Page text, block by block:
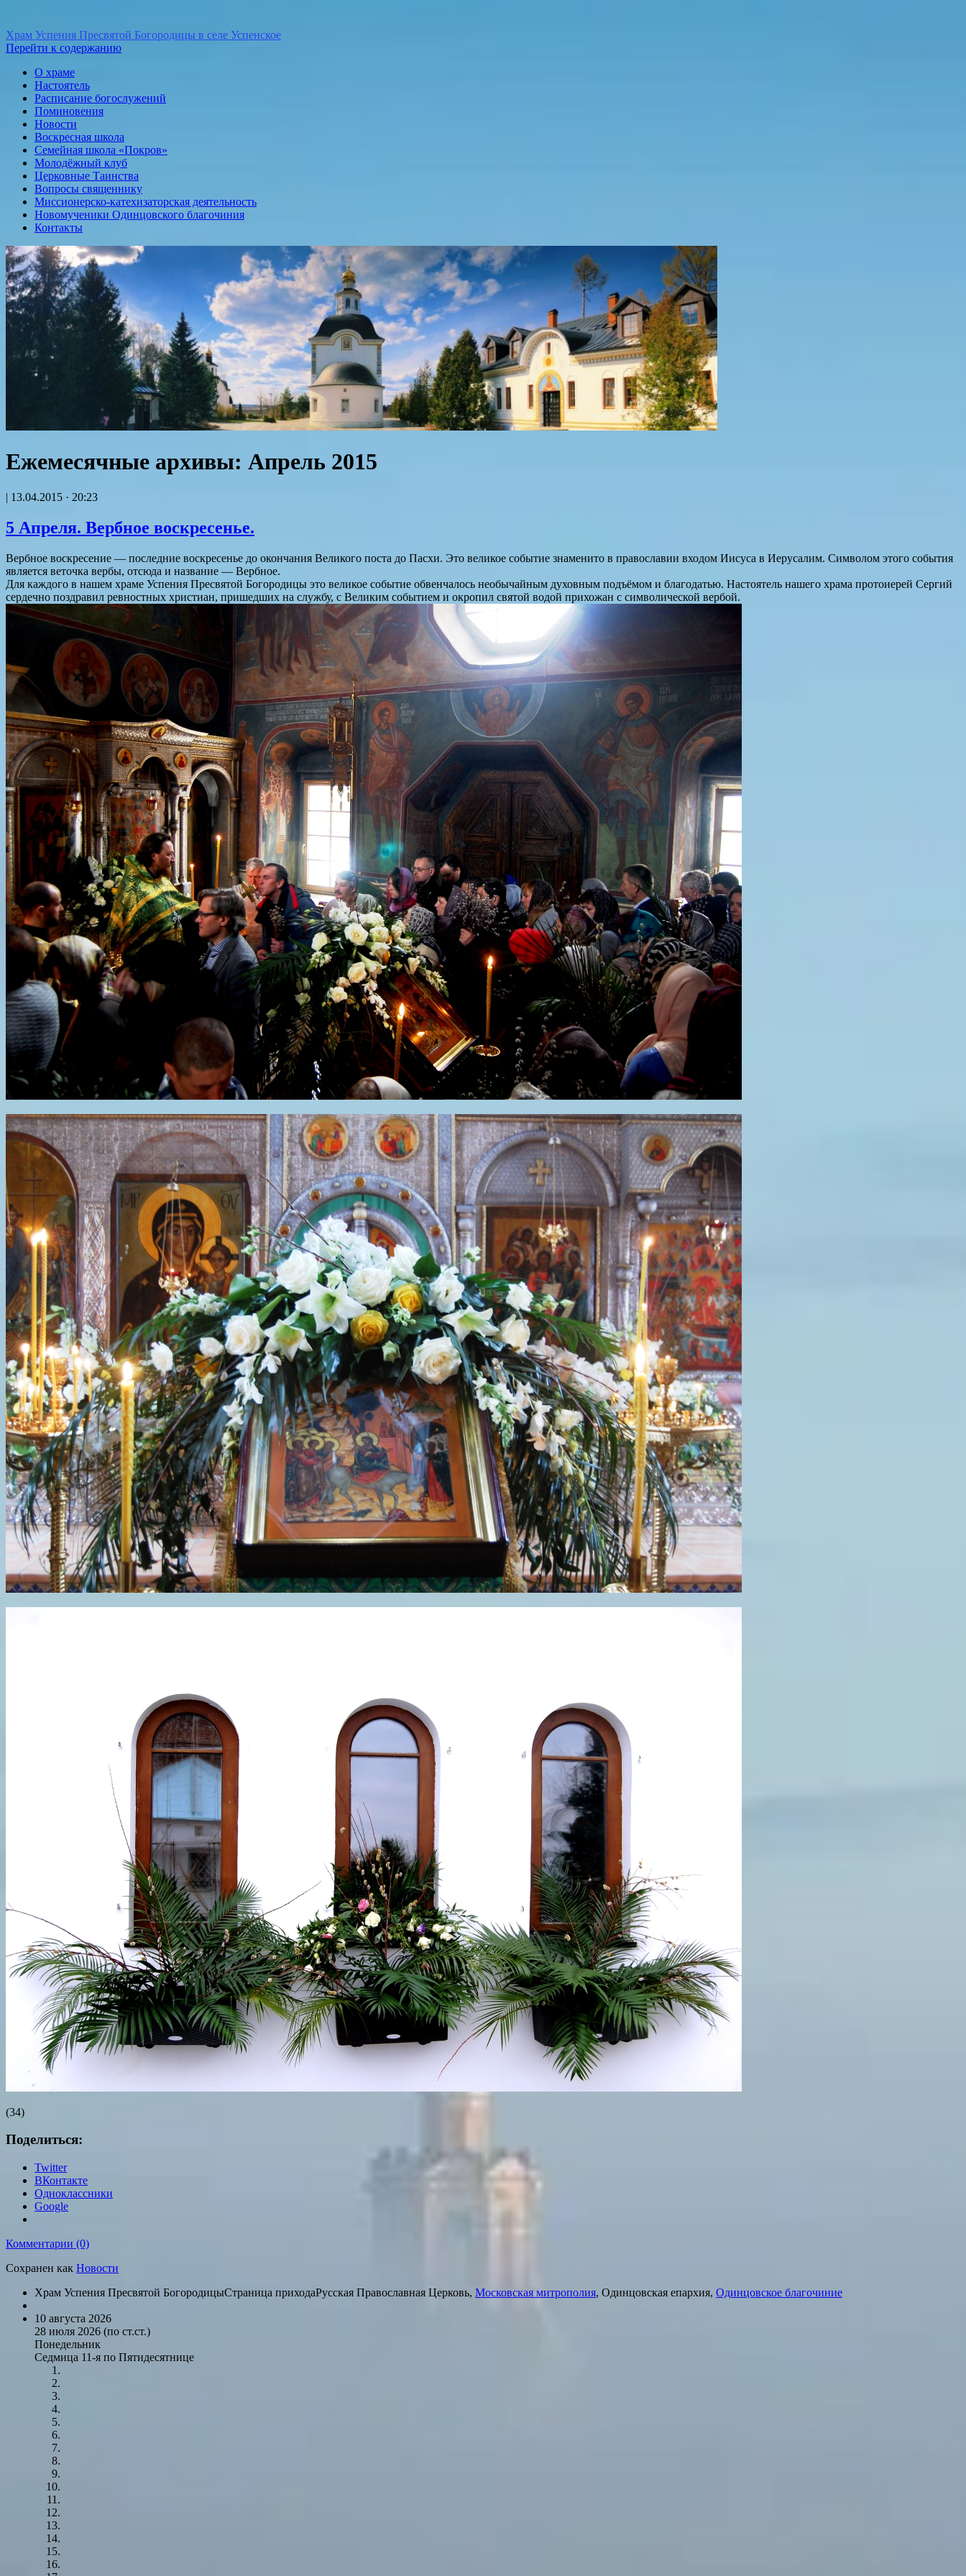
Храм Успения Пресвятой Богородицы в селе Успенское
Перейти к содержанию
О храме
Настоятель
Расписание богослужений
Поминовения
Новости
Воскресная школа
Семейная школа «Покров»
Молодёжный клуб
Церковные Таинства
Вопросы священнику
Миссионерско-катехизаторская деятельность
Новомученики Одинцовского благочиния
Контакты
Ежемесячные архивы: Апрель 2015
| 13.04.2015 · 20:23
5 Апреля. Вербное воскресенье.
Вербное воскресение — последние воскресенье до окончания Великого поста до Пасхи. Это великое событие знаменито в православии входом Иисуса в Иерусалим. Символом этого события
является веточка вербы, отсюда и название — Вербное.
Для каждого в нашем храме Успения Пресвятой Богородицы это великое событие обвенчалось необычайным духовным подъёмом и благодатью. Настоятель нашего храма протоиерей Сергий
сердечно поздравил ревностных христиан, пришедших на службу, с Великим событием и окропил святой водой прихожан с символической вербой.
(34)
Поделиться:
Twitter
ВКонтакте
Одноклассники
Google
Комментарии (0)
Сохранен как Новости
Храм Успения Пресвятой БогородицыСтраница приходаРусская Православная Церковь, Московская митрополия, Одинцовская епархия, Одинцовское благочиние
10 августа 2026
28 июля 2026 (по ст.ст.)
Понедельник
Седмица 11-я по Пятидесятнице